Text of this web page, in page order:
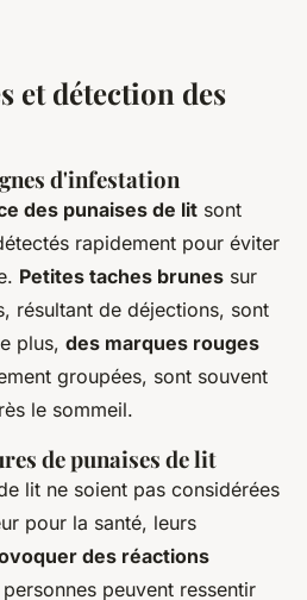
et détection des
d'infestation
des punaises de lit sont
rapidement pour éviter
Petites taches brunes sur
résultant de déjections, sont
plus, des marques rouges
groupées, sont souvent
le sommeil.
de punaises de lit
lit ne soient pas considérées
pour la santé, leurs
des réactions
peuvent ressentir